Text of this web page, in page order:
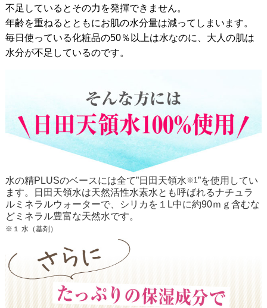
不足しているとその力を発揮できません。
年齢を重ねるとともにお肌の水分量は減ってしまいます。
毎日使っている化粧品の50％以上は水なのに、大人の肌は
水分が不足しているのです。
水の精PLUSのベースには全て”日田天領水※1”を使用してい
ます。日田天領水は天然活性水素水とも呼ばれるナチュラ
ルミネラルウォーターで、シリカを１L中に約90ｍｇ含むな
どミネラル豊富な天然水です。
※１ 水（基剤）